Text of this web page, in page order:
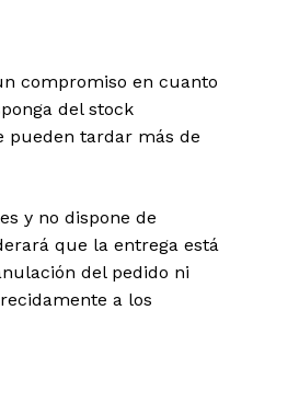
compromiso en cuanto
del stock
pueden tardar más de
y no dispone de
que la entrega está
del pedido ni
a los